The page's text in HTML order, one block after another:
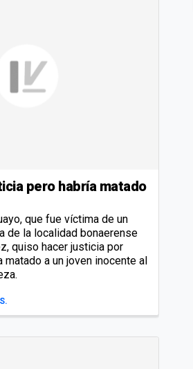
pero habría matado
que fue víctima de un
de la localidad bonaerense
quiso hacer justicia por
matado a un joven inocente al